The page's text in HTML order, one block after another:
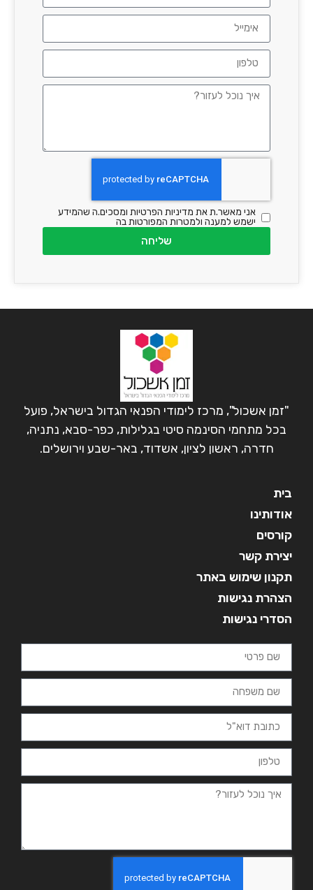
אני מאשר.ת את מדיניות הפרטיות ומסכים.ה שהמידע
ישמש למענה ולמטרות המפורטות בה
שליחה
"זמן אשכול", מרכז לימודי הפנאי הגדול בישראל, פועל
בכל מתחמי הסינמה סיטי בגלילות, כפר-סבא, נתניה,
חדרה, ראשון לציון, אשדוד, באר-שבע וירושלים.
אודותינו
קורסים
יצירת קשר
תקנון שימוש באתר
הצהרת נגישות
הסדרי נגישות